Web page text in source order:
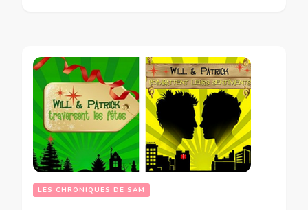
LES CHRONIQUES DE SAM